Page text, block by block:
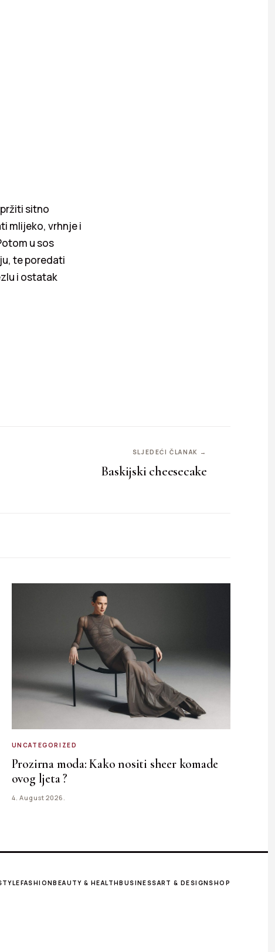
sitno
mlijeko, vrhnje i
u sos
te poredati
i ostatak
SLJEDEĆI ČLANAK →
Baskijski cheesecake
UNCATEGORIZED
Prozirna moda: Kako nositi sheer komade
ovog ljeta ?
4. August 2026.
FASHIONBEAUTY & HEALTHBUSINESSART & DESIGNSHOP